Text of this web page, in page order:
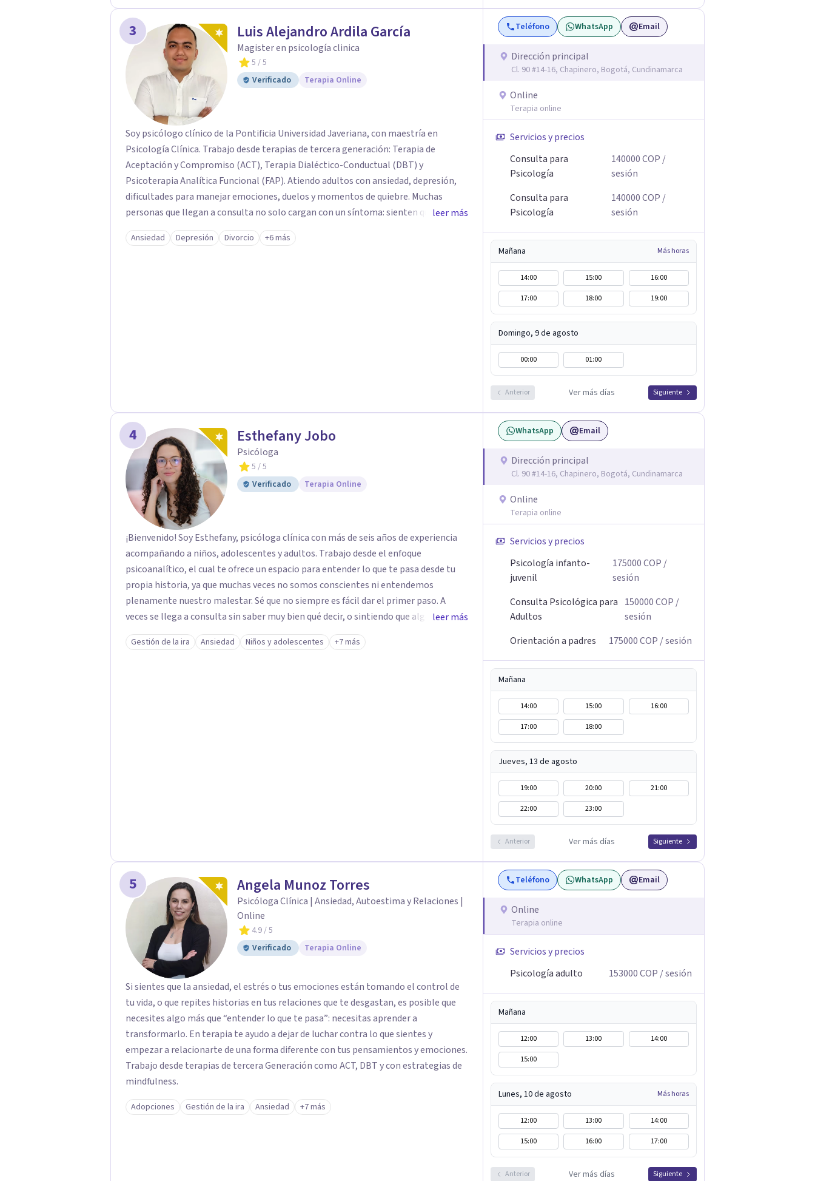
3 Luis Alejandro Ardila García
Magister en psicología clinica
5 / 5
Verificado
Terapia Online
Soy psicólogo clínico de la Pontificia Universidad Javeriana, con maestría en
Psicología Clínica. Trabajo desde terapias de tercera generación: Terapia de
Aceptación y Compromiso (ACT), Terapia Dialéctico-Conductual (DBT) y
Psicoterapia Analítica Funcional (FAP). Atiendo adultos con ansiedad, depresión,
dificultades para manejar emociones, duelos y momentos de quiebre. Muchas
personas que llegan a consulta no solo cargan con un síntoma: sienten que sus
propias reacciones emocionales les complican más la vida. Desde ahí trabajamos.
No busco eliminar el malestar a la fuerza. Prefiero entender qué lo sostiene y
leer más
Ansiedad Depresión Divorcio +6 más
Teléfono WhatsApp Email
Dirección principal
Cl. 90 #14-16, Chapinero, Bogotá, Cundinamarca
Online
Terapia online
Servicios y precios
Consulta para
Psicología
140000COP /
sesión
Consulta para
Psicología
140000COP /
sesión
Mañana Más horas
14:00 15:00
16:00
17:00
18:00 19:00
Domingo, 9 de agosto
00:00 01:00
Anterior Ver más días Siguiente
4 Esthefany Jobo
Psicóloga
5 / 5
Verificado
Terapia Online
¡Bienvenido! Soy Esthefany, psicóloga clínica con más de seis años de experiencia
acompañando a niños, adolescentes y adultos. Trabajo desde el enfoque
psicoanalítico, el cual te ofrece un espacio para entender lo que te pasa desde tu
propia historia, ya que muchas veces no somos conscientes ni entendemos
plenamente nuestro malestar. Sé que no siempre es fácil dar el primer paso. A
veces se llega a consulta sin saber muy bien qué decir, o sintiendo que algo no anda
bien pero sin poder nombrarlo. Mi intención es acompañarte en ese proceso, sin
juicios y a tu propio ritmo, para que lo que hoy te pesa pueda pensarse y
leer más
Gestión de la ira Ansiedad Niños y adolescentes +7 más
WhatsApp Email
Dirección principal
Cl. 90 #14-16, Chapinero, Bogotá, Cundinamarca
Online
Terapia online
Servicios y precios
Psicología infanto-
juvenil
175000COP /
sesión
Consulta Psicológica para
Adultos
150000COP /
sesión
Orientación a padres
175000COP / sesión
Mañana
14:00 15:00
16:00
17:00
18:00
Jueves, 13 de agosto
19:00 20:00
21:00
22:00
23:00
Anterior Ver más días Siguiente
5 Angela Munoz Torres
Psicóloga Clínica | Ansiedad, Autoestima y Relaciones |
Online
4.9/ 5
Verificado
Terapia Online
Si sientes que la ansiedad, el estrés o tus emociones están tomando el control de
tu vida, o que repites historias en tus relaciones que te desgastan, es posible que
necesites algo más que “entender lo que te pasa”: necesitas aprender a
transformarlo. En terapia te ayudo a dejar de luchar contra lo que sientes y
empezar a relacionarte de una forma diferente con tus pensamientos y emociones.
Trabajo desde terapias de tercera Generación como ACT, DBT y con estrategias de
mindfulness.
Adopciones Gestión de la ira Ansiedad +7 más
Teléfono WhatsApp Email
Online
Terapia online
Servicios y precios
Psicología adulto
153000COP / sesión
Mañana
12:00 13:00
14:00
15:00
Lunes, 10 de agosto Más horas
12:00 13:00
14:00
15:00
16:00 17:00
Anterior Ver más días Siguiente